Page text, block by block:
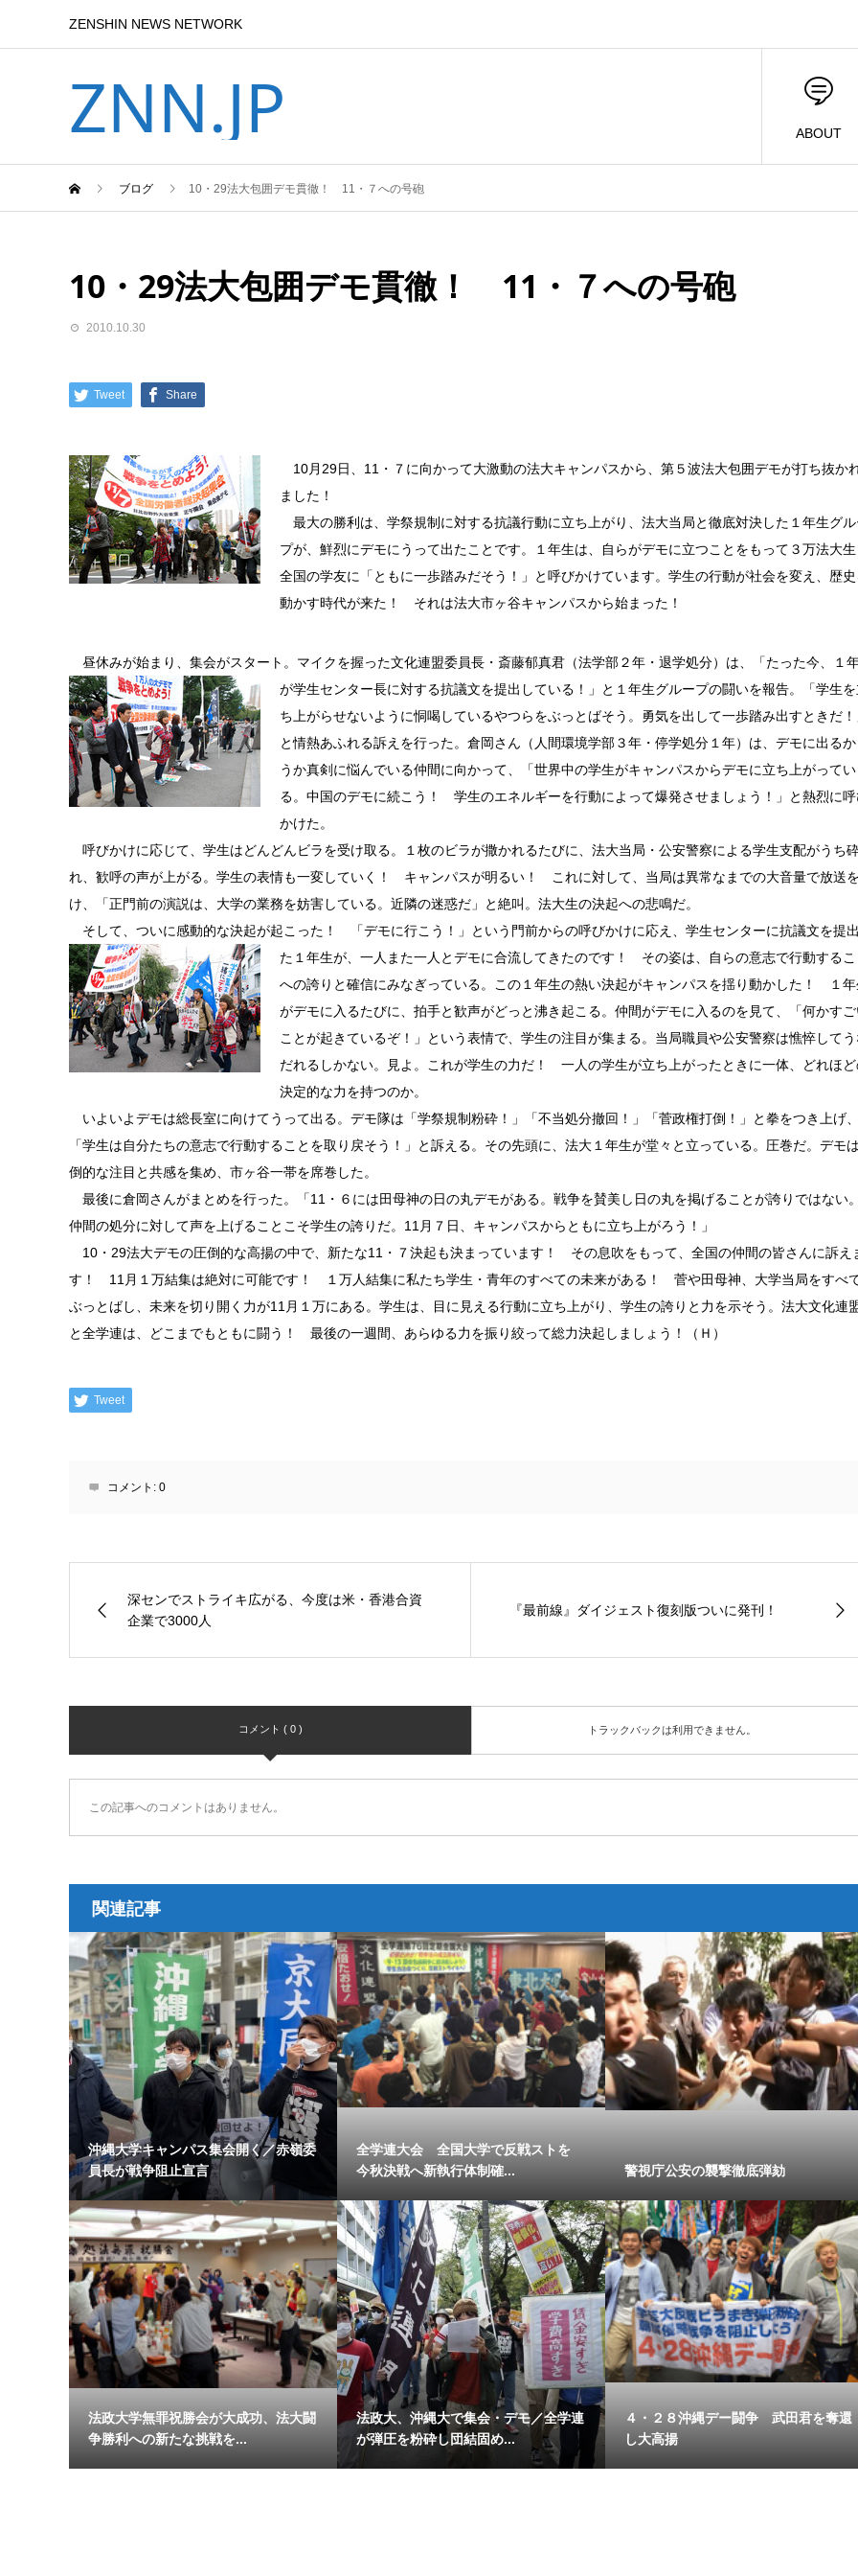
ZENSHIN NEWS NETWORK
ZNN.JP ABOUT
ブログ 10・29法大包囲デモ貫徹！ 11・７への号砲
10・29法大包囲デモ貫徹！ 11・７への号砲
2010.10.30
Tweet Share
10月29日、11・７に向かって大激動の法大キャンパスから、第５波法大包囲デモが打ち抜か
ました！
最大の勝利は、学祭規制に対する抗議行動に立ち上がり、法大当局と徹底対決した１年生グ
プが、鮮烈にデモにうって出たことです。１年生は、自らがデモに立つことをもって３万法大
全国の学友に「ともに一歩踏みだそう！」と呼びかけています。学生の行動が社会を変え、歴
動かす時代が来た！ それは法大市ヶ谷キャンパスから始まった！
昼休みが始まり、集会がスタート。マイクを握った文化連盟委員長・斎藤郁真君（法学部２年・退学処分）は、「たった今、１
が学生センター長に対する抗議文を提出している！」と１年生グループの闘いを報告。「学生
ち上がらせないように恫喝しているやつらをぶっとばそう。勇気を出して一歩踏み出すときだ
と情熱あふれる訴えを行った。倉岡さん（人間環境学部３年・停学処分１年）は、デモに出る
うか真剣に悩んでいる仲間に向かって、「世界中の学生がキャンパスからデモに立ち上がってい
る。中国のデモに続こう！ 学生のエネルギーを行動によって爆発させましょう！」と熱烈に
かけた。
呼びかけに応じて、学生はどんどんビラを受け取る。１枚のビラが撒かれるたびに、法大当局・公安警察による学生支配がうち
れ、歓呼の声が上がる。学生の表情も一変していく！ キャンパスが明るい！ これに対して、当局は異常なまでの大音量で放送
け、「正門前の演説は、大学の業務を妨害している。近隣の迷惑だ」と絶叫。法大生の決起への悲鳴だ。
そして、ついに感動的な決起が起こった！ 「デモに行こう！」という門前からの呼びかけに応え、学生センターに抗議文を提
た１年生が、一人また一人とデモに合流してきたのです！ その姿は、自らの意志で行動する
への誇りと確信にみなぎっている。この１年生の熱い決起がキャンパスを揺り動かした！ １
がデモに入るたびに、拍手と歓声がどっと沸き起こる。仲間がデモに入るのを見て、「何かす
ことが起きているぞ！」という表情で、学生の注目が集まる。当局職員や公安警察は憔悴して
だれるしかない。見よ。これが学生の力だ！ 一人の学生が立ち上がったときに一体、どれほ
決定的な力を持つのか。
いよいよデモは総長室に向けてうって出る。デモ隊は「学祭規制粉砕！」「不当処分撤回！」「菅政権打倒！」と拳をつき上げ
「学生は自分たちの意志で行動することを取り戻そう！」と訴える。その先頭に、法大１年生が堂々と立っている。圧巻だ。デモ
倒的な注目と共感を集め、市ヶ谷一帯を席巻した。
最後に倉岡さんがまとめを行った。「11・６には田母神の日の丸デモがある。戦争を賛美し日の丸を掲げることが誇りではない
仲間の処分に対して声を上げることこそ学生の誇りだ。11月７日、キャンパスからともに立ち上がろう！」
10・29法大デモの圧倒的な高揚の中で、新たな11・７決起も決まっています！ その息吹をもって、全国の仲間の皆さんに訴え
す！ 11月１万結集は絶対に可能です！ １万人結集に私たち学生・青年のすべての未来がある！ 菅や田母神、大学当局をすべ
ぶっとばし、未来を切り開く力が11月１万にある。学生は、目に見える行動に立ち上がり、学生の誇りと力を示そう。法大文化連
と全学連は、どこまでもともに闘う！ 最後の一週間、あらゆる力を振り絞って総力決起しましょう！（Ｈ）
Tweet
コメント: 0
深センでストライキ広がる、今度は米・香港合資
企業で3000人
『最前線』ダイジェスト復刻版ついに発刊！
コメント ( 0 ) トラックバックは利用できません。
この記事へのコメントはありません。
関連記事
沖縄大学キャンパス集会開く／赤嶺委
員長が戦争阻止宣言
全学連大会 全国大学で反戦ストを
今秋決戦へ新執行体制確...
警視庁公安の襲撃徹底弾劾
法政大学無罪祝勝会が大成功、法大闘
争勝利への新たな挑戦を...
法政大、沖縄大で集会・デモ／全学連
が弾圧を粉砕し団結固め...
４・２８沖縄デー闘争 武田君を奪還
し大高揚